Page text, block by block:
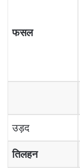
फसल
उड़द
तिलहन